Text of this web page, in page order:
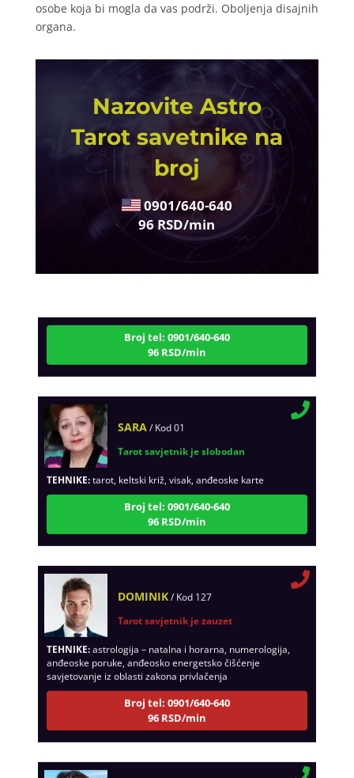
osobe koja bi mogla da vas podrži. Oboljenja disajnih
organa.
Nazovite Astro
Tarot savetnike na
broj
0901/640-640
96 RSD/min
Tarot savjetnik je slobodan
Broj tel: 0901/640-640
96 RSD/min
TEHNIKE: tarot, keltski križ, visak, anđeoske karte
Broj tel: 0901/640-640
96 RSD/min
TEHNIKE:astrologija – natalna i horarna, numerologija,
anđeoske poruke, anđeosko energetsko čišćenje
savjetovanje iz oblasti zakona privlačenja
Broj tel: 0901/640-640
96 RSD/min